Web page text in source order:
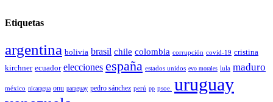
Etiquetas
argentina bolivia brasil chile colombia corrupción covid-19 cristina
kirchner ecuador elecciones españa estados unidos evo morales lula maduro
méxico nicaragua onu paraguay pedro sánchez perú pp psoe. uruguay